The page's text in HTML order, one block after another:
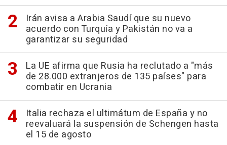
Irán avisa a Arabia Saudí que su nuevo
acuerdo con Turquía y Pakistán no va a
garantizar su seguridad
La UE afirma que Rusia ha reclutado a "más
de 28.000 extranjeros de 135 países" para
combatir en Ucrania
Italia rechaza el ultimátum de España y no
reevaluará la suspensión de Schengen hasta
el 15 de agosto